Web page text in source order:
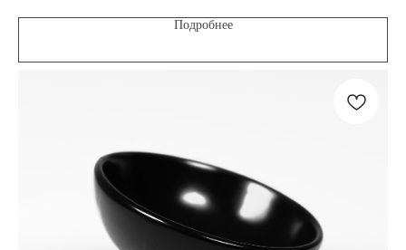
Подробнее